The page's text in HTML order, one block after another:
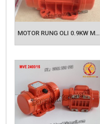
MOTOR RUNG OLI 0.9KW MVE 1400/15